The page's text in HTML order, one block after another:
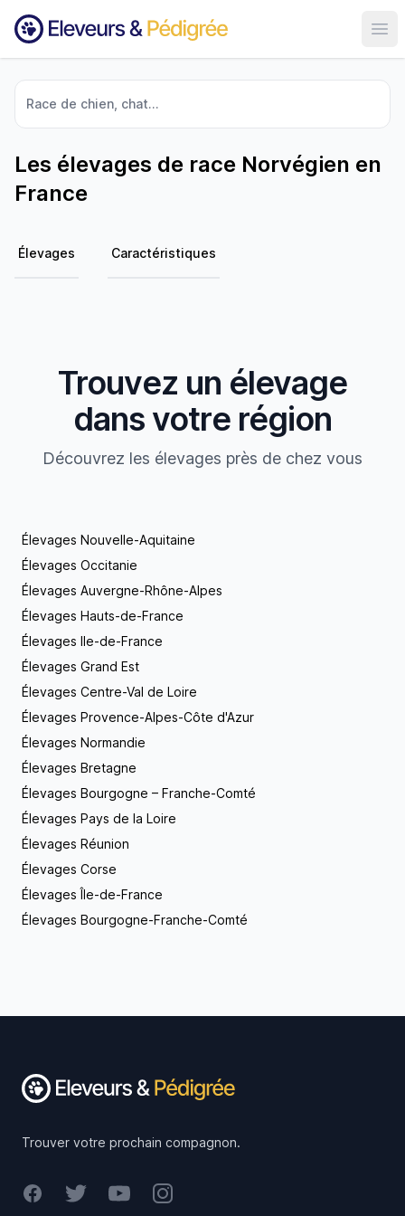
Race de chien, chat...
Les élevages de race Norvégien en
France
Élevages Caractéristiques
Trouvez un élevage
dans votre région
Découvrez les élevages près de chez vous
Élevages Nouvelle-Aquitaine
Élevages Occitanie
Élevages Auvergne-Rhône-Alpes
Élevages Hauts-de-France
Élevages Ile-de-France
Élevages Grand Est
Élevages Centre-Val de Loire
Élevages Provence-Alpes-Côte d'Azur
Élevages Normandie
Élevages Bretagne
Élevages Bourgogne – Franche-Comté
Élevages Pays de la Loire
Élevages Réunion
Élevages Corse
Élevages Île-de-France
Élevages Bourgogne-Franche-Comté
Trouver votre prochain compagnon.
FacebookTwitterYoutubeInstagram